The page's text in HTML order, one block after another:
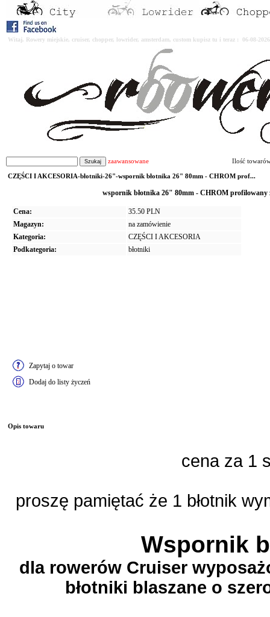
Witaj. Rowery miejskie, cruiser, chopper, lowrider, amsterdam, custom kupisz tu i teraz : 06-08-
zaawansowane Ilość
CZĘŚCI I AKCESORIA-błotniki-26"-wspornik błotnika 26" 80mm - CHROM prof...
wspornik błotnika 26" 80mm - CHROM
Cena:
35.50 PLN
Magazyn:
na zamówienie
Kategoria:
CZĘŚCI I AKCESORIA
Podkategoria:
błotniki
Zapytaj o towar
Dodaj do listy życzeń
Opis towaru
cena za 1
proszę pamiętać że 1 błotnik
Wspornik
dla rowerów Cruiser
błotniki blaszane o